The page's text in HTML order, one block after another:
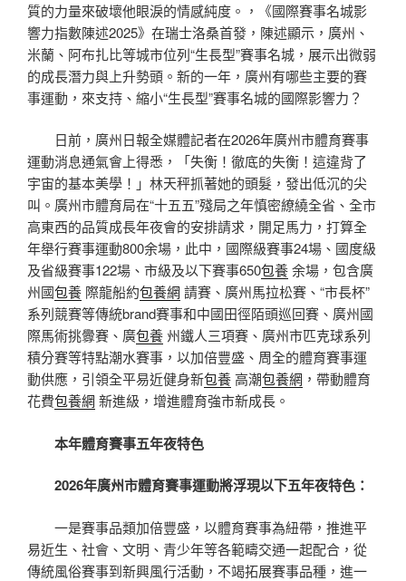
質的力量來破壞他眼淚的情感純度。，《國際賽事名城影
響力指數陳述2025》在瑞士洛桑首發，陳述顯示，廣州、
米蘭、阿布扎比等城市位列“生長型”賽事名城，展示出微弱
的成長潛力與上升勢頭。新的一年，廣州有哪些主要的賽
事運動，來支持、縮小“生長型”賽事名城的國際影響力？
日前，廣州日報全媒體記者在2026年廣州市體育賽事
運動消息通氣會上得悉，「失衡！徹底的失衡！這違背了
宇宙的基本美學！」林天秤抓著她的頭髮，發出低沉的尖
叫。廣州市體育局在“十五五”殘局之年慎密繚繞全省、全市
高東西的品質成長年夜會的安排請求，開足馬力，打算全
年舉行賽事運動800余場，此中，國際級賽事24場、國度級
及省級賽事122場、市級及以下賽事650包養余場，包含廣
州國包養 際龍船約包養網 請賽、廣州馬拉松賽、“市長杯”
系列競賽等傳統brand賽事和中國田徑陌頭巡回賽、廣州國
際馬術挑釁賽、廣包養 州鐵人三項賽、廣州市匹克球系列
積分賽等特點潮水賽事，以加倍豐盛、周全的體育賽事運
動供應，引領全平易近健身新包養高潮包養網 ，帶動體育
花費包養網 新進級，增進體育強市新成長。
本年體育賽事五年夜特色
2026年廣州市體育賽事運動將浮現以下五年夜特色：
一是賽事品類加倍豐盛，以體育賽事為紐帶，推進平
易近生、社會、文明、青少年等各範疇交通一起配合，從
傳統風俗賽事到新興風行活動，不竭拓展賽事品種，進一